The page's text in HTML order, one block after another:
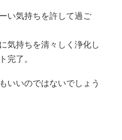
い気持ちを許して過ご
気持ちを清々しく浄化し
完了。
いいのではないでしょう